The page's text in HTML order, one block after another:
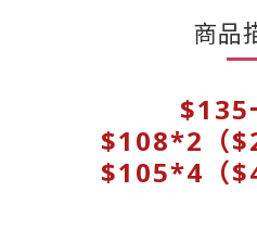
商品
$135
$108*2（
$105*4（